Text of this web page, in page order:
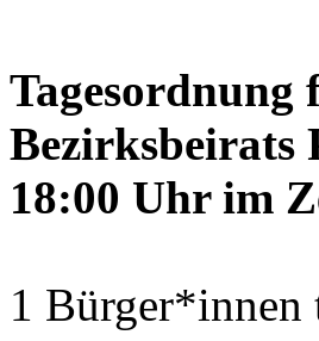
Tagesordnung
Bezirksbeirats
18:00 Uhr im
1 Bürger*innen